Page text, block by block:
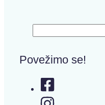
Povežimo se!